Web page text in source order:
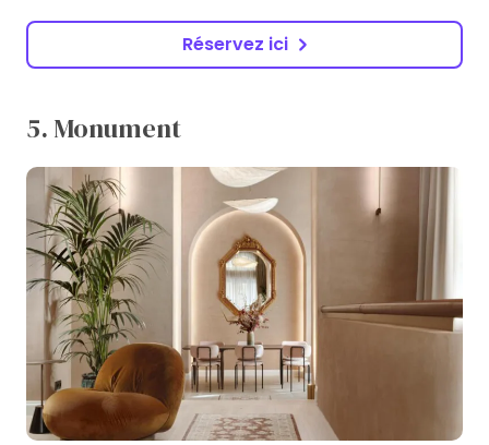
Réservez ici
5. Monument